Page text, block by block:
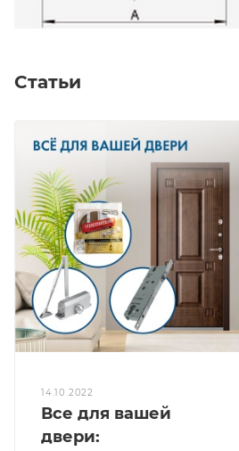
Статьи
14.10.2022
Все для вашей
двери: